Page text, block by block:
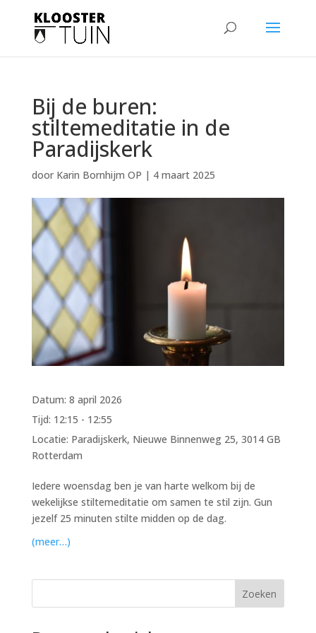
Bij de buren:
stiltemeditatie in de
Paradijskerk
door Karin Bornhijm OP | 4 maart 2025
Datum: 8 april 2026
Tijd: 12:15 - 12:55
Locatie: Paradijskerk, Nieuwe Binnenweg 25, 3014 GB
Rotterdam
Iedere woensdag ben je van harte welkom bij de
wekelijkse stiltemeditatie om samen te stil zijn. Gun
jezelf 25 minuten stilte midden op de dag.
(meer…)
Zoeken